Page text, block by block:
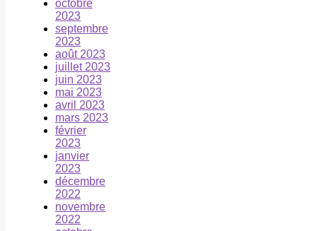
octobre
2023
septembre
2023
août 2023
juillet 2023
juin 2023
mai 2023
avril 2023
mars 2023
février
2023
janvier
2023
décembre
2022
novembre
2022